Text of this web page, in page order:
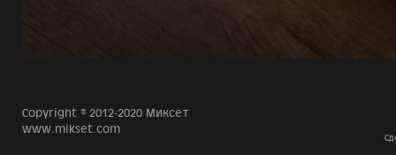
Copyright © 2012-2020 Миксет
www.mikset.com